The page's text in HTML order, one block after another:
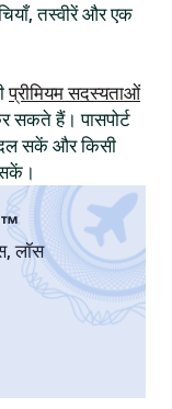
तस्वीरें और एक
प्रीमियम सदस्यताओं
सकते हैं। पासपोर्ट
सकें और किसी
लॉस